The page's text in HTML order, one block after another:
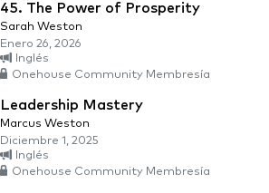
45. The Power of Prosperity
Sarah Weston
Enero 26, 2026
Inglés
Onehouse Community Membresía
Leadership Mastery
Marcus Weston
Diciembre 1, 2025
Inglés
Onehouse Community Membresía